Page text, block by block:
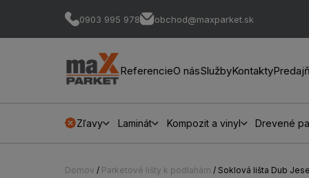
0903 995 978 obchod@maxparket.sk
ReferencieO násSlužbyKontakty
Zľavy Laminát Kompozit a vinyl Drevené
Domov / Parketové lišty k podlahám / Soklová lišta Dub